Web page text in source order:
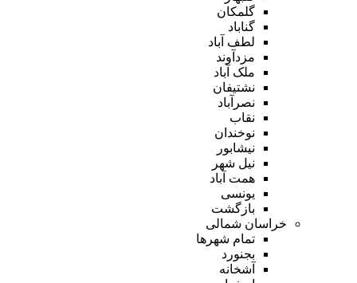
گلمکان
گناباد
لطف آباد
مزدآوند
ملک آباد
نشتیفان
نصرآباد
نقاب
نوخندان
نیشابور
نیل شهر
همت آباد
یونسی
بازگشت
خراسان شمالی
تمام شهر‌ها
بجنورد
آشخانه